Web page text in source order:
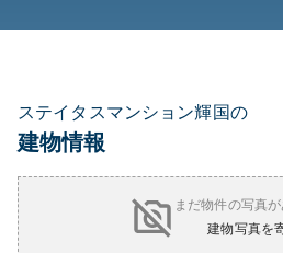
ステイタスマンション輝国の
建物情報
まだ物件の写真が
建物写真を